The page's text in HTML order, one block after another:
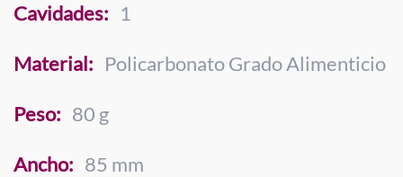
Cavidades: 1
Material: Policarbonato Grado Alimenticio
Peso: 80 g
Ancho: 85 mm